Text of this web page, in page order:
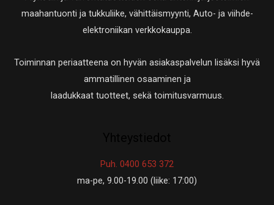
maahantuonti ja tukkuliike, vähittäismyynti, Auto- ja viihde-
elektroniikan verkkokauppa.
Toiminnan periaatteena on hyvän asiakaspalvelun lisäksi hyvä
ammatillinen osaaminen ja
laadukkaat tuotteet, sekä toimitusvarmuus.
Puh. 0400 653 372
ma-pe, 9.00-19.00 (liike: 17:00)